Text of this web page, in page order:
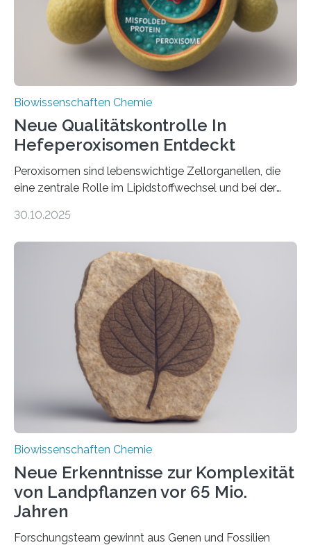
Biowissenschaften Chemie
Neue Qualitätskontrolle In
Hefeperoxisomen Entdeckt
Peroxisomen sind lebenswichtige Zellorganellen, die
eine zentrale Rolle im Lipidstoffwechsel und bei der
erfüllen können, müssen zahlreiche Enzyme präzise in
der Ruhr-Universität Bochum um Prof. Dr. Ralf Erdmann
und Dr. Ismaila Francis Yusuf hat nun einen bislang
unbekannten Qualitätskontrollmechanismus des
peroxisomalen Proteintransports in der Bäckerhefe
Saccharomyces cerevisiae entdeckt, der für die
Funktionsfähigkeit der Organellen entscheidend ist. Die
Studie wurde am 28. Oktober 2025 in der
Fachzeitschrift…
30.10.2025
Biowissenschaften Chemie
Neue Erkenntnisse zur Komplexität
von Landpflanzen vor 65 Mio.
Jahren
Forschungsteam gewinnt aus Genen und Fossilien